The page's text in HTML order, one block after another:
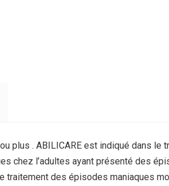
plus . ABILICARE est indiqué dans
chez l’adultes ayant présenté des
traitement des épisodes maniaques